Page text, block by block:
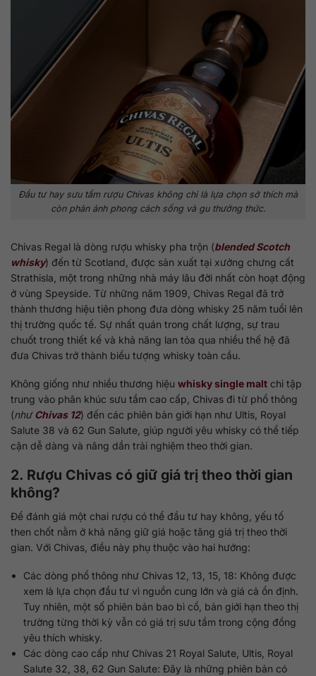
Đầu tư hay sưu tầm rượu Chivas không chỉ là lựa chọn sở thích mà
còn phản ánh phong cách sống và gu thưởng thức.
Chivas Regal là dòng rượu whisky pha trộn (blended Scotch
whisky) đến từ Scotland, được sản xuất tại xưởng chưng cất
Strathisla, một trong những nhà máy lâu đời nhất còn hoạt động
ở vùng Speyside. Từ những năm 1909, Chivas Regal đã trở
thành thương hiệu tiên phong đưa dòng whisky 25 năm tuổi lên
thị trường quốc tế. Sự nhất quán trong chất lượng, sự trau
chuốt trong thiết kế và khả năng lan tỏa qua nhiều thế hệ đã
đưa Chivas trở thành biểu tượng whisky toàn cầu.
Không giống như nhiều thương hiệu whisky single malt chỉ tập
trung vào phân khúc sưu tầm cao cấp, Chivas đi từ phổ thông
(nhưChivas 12) đến các phiên bản giới hạn như Ultis, Royal
Salute 38 và 62 Gun Salute, giúp người yêu whisky có thể tiếp
cận dễ dàng và nâng dần trải nghiệm theo thời gian.
2. Rượu Chivas có giữ giá trị theo thời gian
không?
Để đánh giá một chai rượu có thể đầu tư hay không, yếu tố
then chốt nằm ở khả năng giữ giá hoặc tăng giá trị theo thời
gian. Với Chivas, điều này phụ thuộc vào hai hướng:
Các dòng phổ thông như Chivas 12, 13, 15, 18: Không được
xem là lựa chọn đầu tư vì nguồn cung lớn và giá cả ổn định.
Tuy nhiên, một số phiên bản bao bì cổ, bản giới hạn theo thị
trường từng thời kỳ vẫn có giá trị sưu tầm trong cộng đồng
yêu thích whisky.
Các dòng cao cấp như Chivas 21 Royal Salute, Ultis, Royal
Salute 32, 38, 62 Gun Salute: Đây là những phiên bản có